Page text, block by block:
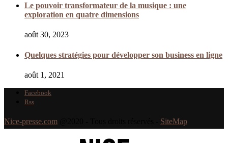
Le pouvoir transformateur de la musique : une
exploration en quatre dimensions
août 30, 2023
Quelques stratégies pour développer son business en ligne
août 1, 2021
Facebook
Rss
Nice-presse.com SiteMap